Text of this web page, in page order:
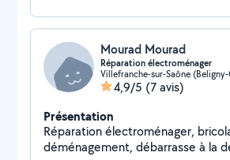
Mourad Mourad
Réparation électroménager
Villefranche-sur-Saône
4,9/5 (7 avis)
Présentation
Réparation électroménager,
déménagement, débarrasse à la